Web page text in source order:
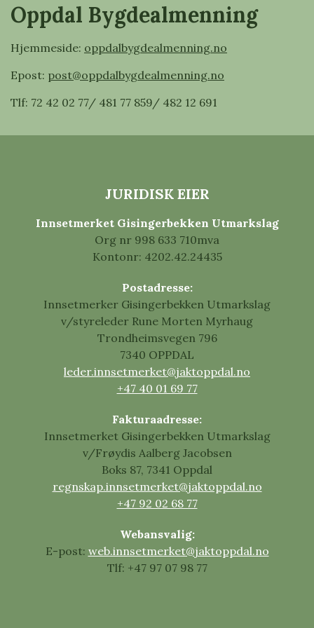
Oppdal Bygdealmenning
Hjemmeside: oppdalbygdealmenning.no
Epost: post@oppdalbygdealmenning.no
Tlf: 72 42 02 77/ 481 77 859/ 482 12 691
JURIDISK EIER
Innsetmerket Gisingerbekken Utmarkslag
Org nr 998 633 710mva
Kontonr: 4202.42.24435
Postadresse:
Innsetmerker Gisingerbekken Utmarkslag
v/styreleder Rune Morten Myrhaug
Trondheimsvegen 796
7340 OPPDAL
leder.innsetmerket@jaktoppdal.no
+47 40 01 69 77
Fakturaadresse:
Innsetmerket Gisingerbekken Utmarkslag
v/Frøydis Aalberg Jacobsen
Boks 87, 7341 Oppdal
regnskap.innsetmerket@jaktoppdal.no
+47 92 02 68 77
Webansvalig:
E-post: web.innsetmerket@jaktoppdal.no
Tlf: +47 97 07 98 77